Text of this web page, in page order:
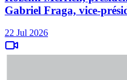
Gabriel Fraga, vice-
22 Jul 2026